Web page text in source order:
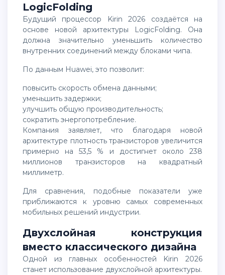
LogicFolding
Будущий процессор Kirin 2026 создаётся на
основе новой архитектуры LogicFolding. Она
должна значительно уменьшить количество
внутренних соединений между блоками чипа.
По данным Huawei, это позволит:
повысить скорость обмена данными;
уменьшить задержки;
улучшить общую производительность;
сократить энергопотребление.
Компания заявляет, что благодаря новой
архитектуре плотность транзисторов увеличится
примерно на 53,5 % и достигнет около 238
миллионов транзисторов на квадратный
миллиметр.
Для сравнения, подобные показатели уже
приближаются к уровню самых современных
мобильных решений индустрии.
Двухслойная конструкция
вместо классического дизайна
Одной из главных особенностей Kirin 2026
станет использование двухслойной архитектуры.